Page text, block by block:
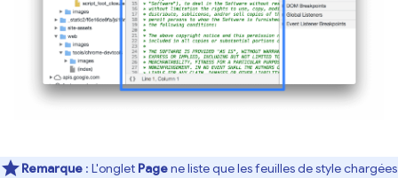
Remarque : L'onglet Pagene liste que les feuilles de style chargées